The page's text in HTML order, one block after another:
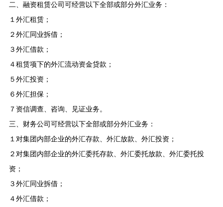
二、融资租赁公司可经营以下全部或部分外汇业务：
１ 外汇租赁；
２ 外汇同业拆借；
３ 外汇借款；
４ 租赁项下的外汇流动资金贷款；
５ 外汇投资；
６ 外汇担保；
７ 资信调查、咨询、见证业务。
三、财务公司可经营以下全部或部分外汇业务：
１ 对集团内部企业的外汇存款、外汇放款、外汇投资；
２ 对集团内部企业的外汇委托存款、外汇委托放款、外汇委托投
资；
３ 外汇同业拆借；
４ 外汇借款；